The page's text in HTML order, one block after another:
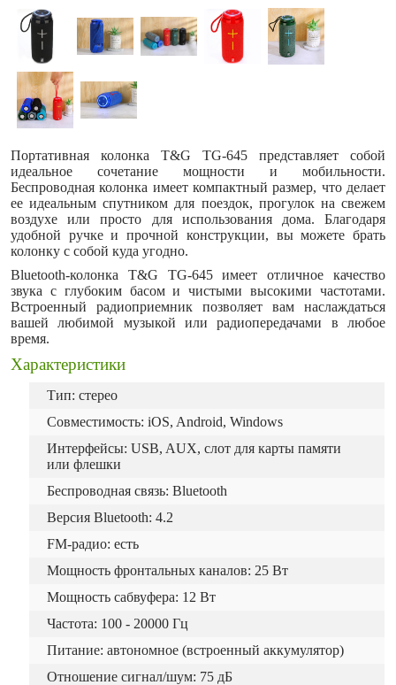
Портативная колонка T&G TG-645 представляет собой
идеальное сочетание мощности и мобильности.
Беспроводная колонка имеет компактный размер, что делает
ее идеальным спутником для поездок, прогулок на свежем
воздухе или просто для использования дома. Благодаря
удобной ручке и прочной конструкции, вы можете брать
колонку с собой куда угодно.
Bluetooth-колонка T&G TG-645 имеет отличное качество
звука с глубоким басом и чистыми высокими частотами.
Встроенный радиоприемник позволяет вам наслаждаться
вашей любимой музыкой или радиопередачами в любое
время.
Характеристики
Тип: стерео
Совместимость: iOS, Android, Windows
Интерфейсы: USB, AUX, слот для карты памяти
или флешки
Беспроводная связь: Bluetooth
Версия Bluetooth: 4.2
FM-радио: есть
Мощность фронтальных каналов: 25 Вт
Мощность сабвуфера: 12 Вт
Частота: 100 - 20000 Гц
Питание: автономное (встроенный аккумулятор)
Отношение сигнал/шум: 75 дБ